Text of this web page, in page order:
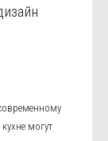
могут